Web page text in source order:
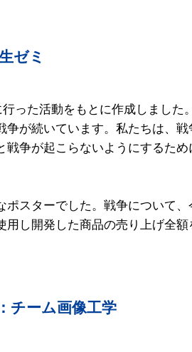
ゼミ
った活動をもとに作成しまし
が続いています。私たちは、
争が起こらないようにするた
スターでした。戦争について
し開発した商品の売り上げ全
チーム画像工学